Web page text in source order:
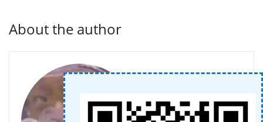
About the author